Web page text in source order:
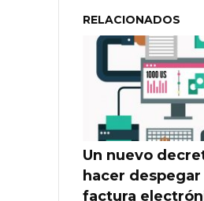
RELACIONADOS
Un nuevo
hacer despegar
factura